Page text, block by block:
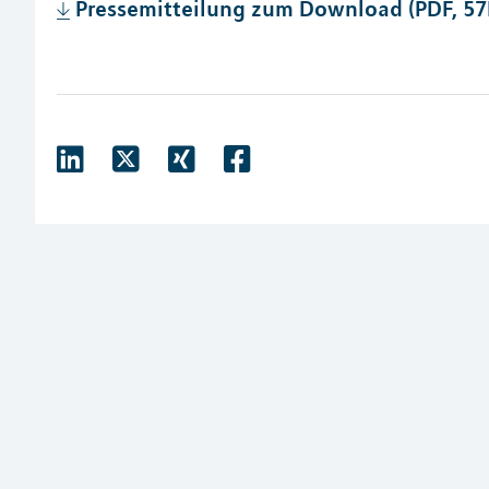
Pressemitteilung zum Download (PDF,